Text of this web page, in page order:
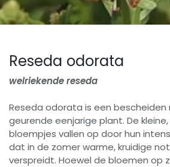
Reseda odorata
welriekende reseda
Reseda odorata is een bescheiden
geurende eenjarige plant. De
bloempjes vallen op door hun
dat in de zomer warme, kruidige
verspreidt. Hoewel de bloemen op